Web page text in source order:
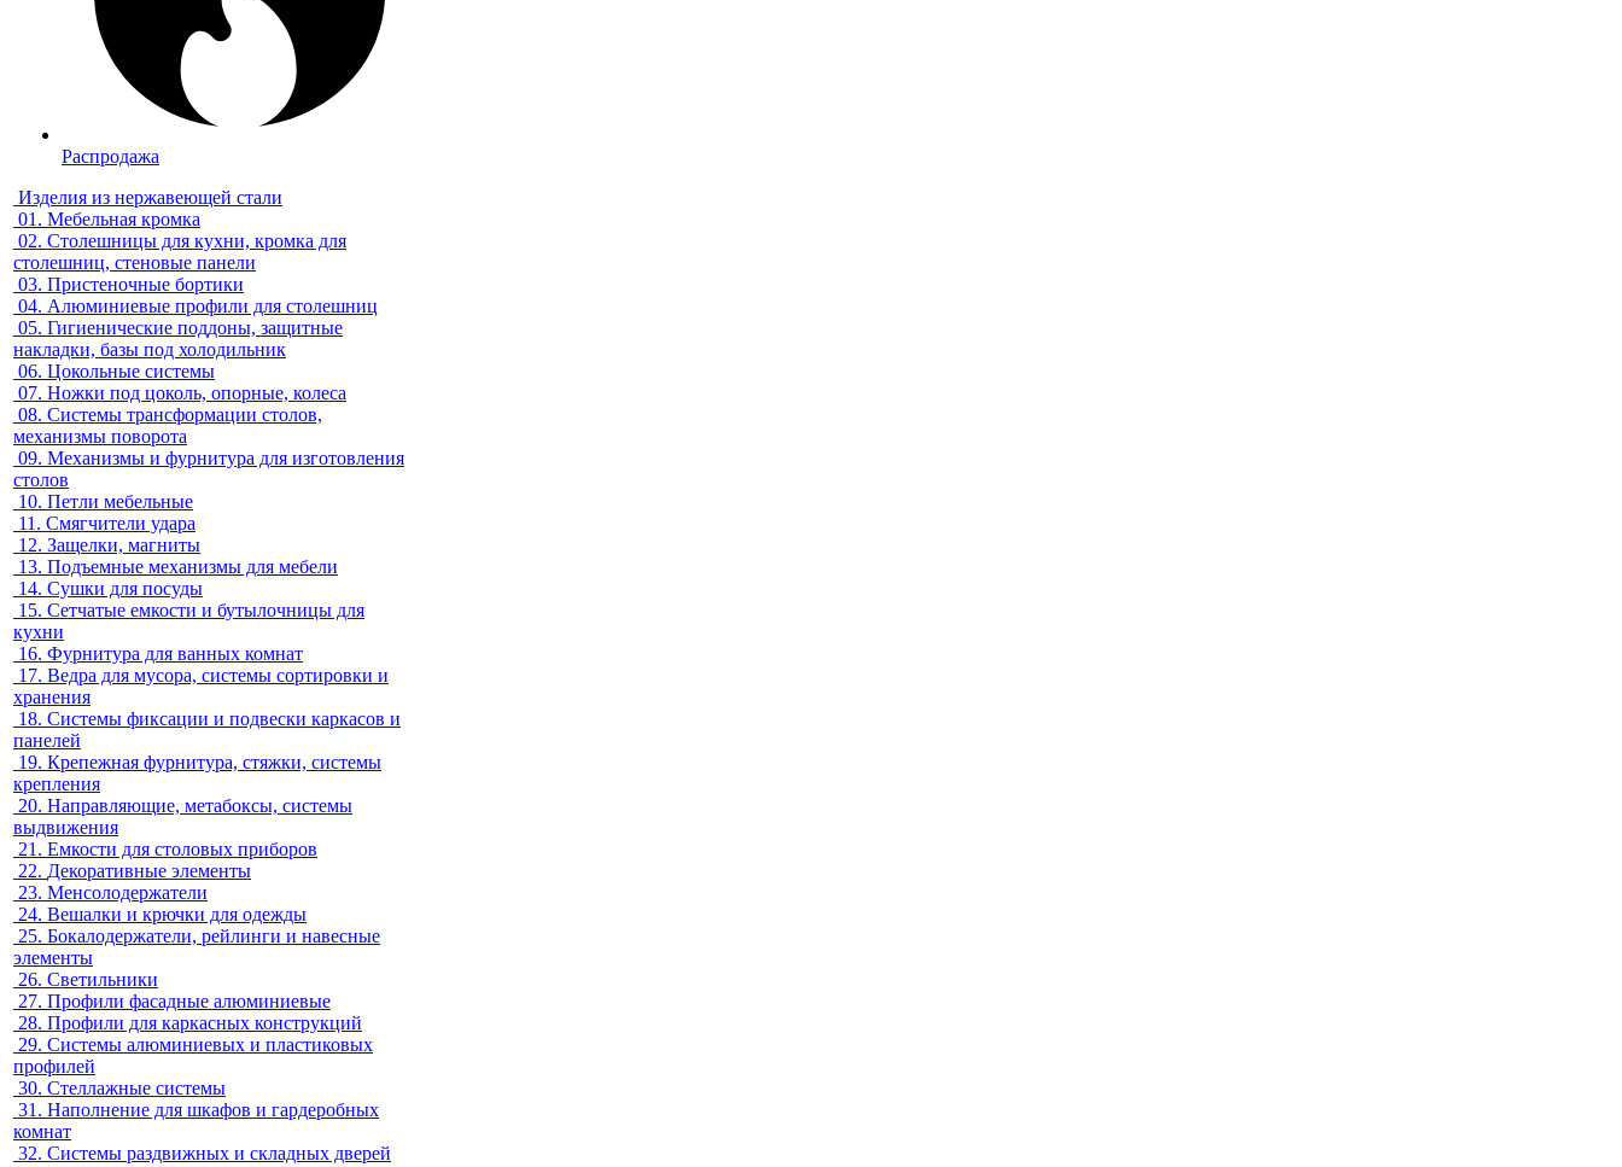
Распродажа
Изделия из нержавеющей стали
01. Мебельная кромка
02. Столешницы для кухни, кромка для
столешниц, стеновые панели
03. Пристеночные бортики
04. Алюминиевые профили для столешниц
05. Гигиенические поддоны, защитные
накладки, базы под холодильник
06. Цокольные системы
07. Ножки под цоколь, опорные, колеса
08. Системы трансформации столов,
механизмы поворота
09. Механизмы и фурнитура для изготовления
столов
10. Петли мебельные
11. Смягчители удара
12. Защелки, магниты
13. Подъемные механизмы для мебели
14. Сушки для посуды
15. Сетчатые емкости и бутылочницы для
кухни
16. Фурнитура для ванных комнат
17. Ведра для мусора, системы сортировки и
хранения
18. Системы фиксации и подвески каркасов и
панелей
19. Крепежная фурнитура, стяжки, системы
крепления
20. Направляющие, метабоксы, системы
выдвижения
21. Емкости для столовых приборов
22. Декоративные элементы
23. Менсолодержатели
24. Вешалки и крючки для одежды
25. Бокалодержатели, рейлинги и навесные
элементы
26. Светильники
27. Профили фасадные алюминиевые
28. Профили для каркасных конструкций
29. Системы алюминиевых и пластиковых
профилей
30. Стеллажные системы
31. Наполнение для шкафов и гардеробных
комнат
32. Системы раздвижных и складных дверей